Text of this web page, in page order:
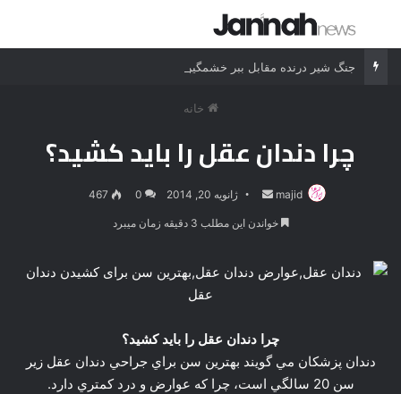
جستجو برای
جنگ شیر درنده مقابل ببر خشمگین
خانه
چرا دندان عقل را بايد کشيد؟
majid
ارسال
ایمیل
ژانویه 20, 2014 0
467
خواندن این مطلب 3 دقیقه زمان میبرد
چرا دندان عقل را بايد کشيد؟
دندان پزشكان مي گويند بهترين سن براي جراحي دندان عقل زير
سن 20 سالگي است، چرا كه عوارض و درد كمتري دارد.